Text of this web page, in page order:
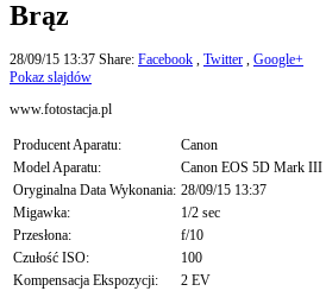
Brąz
28/09/15 13:37 Share: Facebook , Twitter , Google+
Pokaz slajdów
www.fotostacja.pl
Producent Aparatu:
Canon
Model Aparatu:
Canon EOS 5D Mark III
Oryginalna Data Wykonania: 28/09/15 13:37
Migawka:
1/2 sec
Przesłona:
f/10
Czułość ISO:
100
Kompensacja Ekspozycji:
2 EV